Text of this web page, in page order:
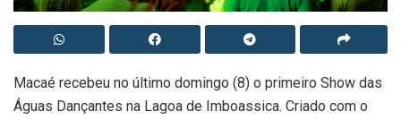
Macaé recebeu no último domingo (8) o primeiro Show das
Águas Dançantes na Lagoa de Imboassica. Criado com o